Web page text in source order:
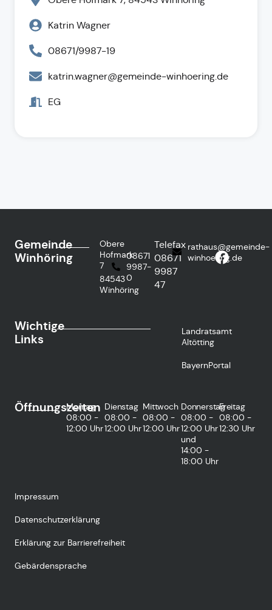
Katrin Wagner
08671/9987-19
katrin.wagner@gemeinde-winhoering.de
EG
Gemeinde
Winhöring
Obere
Hofmark
7
84543
Winhöring
08671
9987-
0
Telefax
08671
9987
47
rathaus@gemeinde-
winhoering.de
Wichtige
Links
Landratsamt
Altötting
BayernPortal
Öffnungszeiten
Montag
08:00 -
12:00 Uhr
Dienstag
08:00 -
12:00 Uhr
Mittwoch
08:00 -
12:00 Uhr
Donnerstag
08:00 -
12:00 Uhr
und
14:00 -
18:00 Uhr
Freitag
08:00 -
12:30 Uhr
Impressum
Datenschutzerklärung
Erklärung zur Barrierefreiheit
Gebärdensprache